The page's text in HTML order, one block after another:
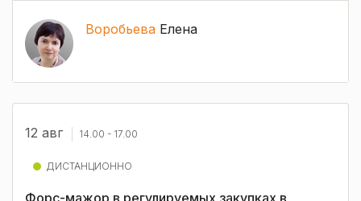
Воробьева Елена
12 авг 14.00 - 17.00
ДИСТАНЦИОННО
Форс-мажор в регулируемых закупках в